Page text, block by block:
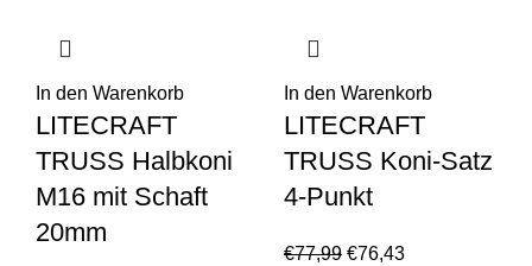
In den Warenkorb
LITECRAFT
TRUSS Halbkoni
M16 mit Schaft
20mm
In den Warenkorb
LITECRAFT
TRUSS Koni-Satz
4-Punkt
€77,99 €76,43